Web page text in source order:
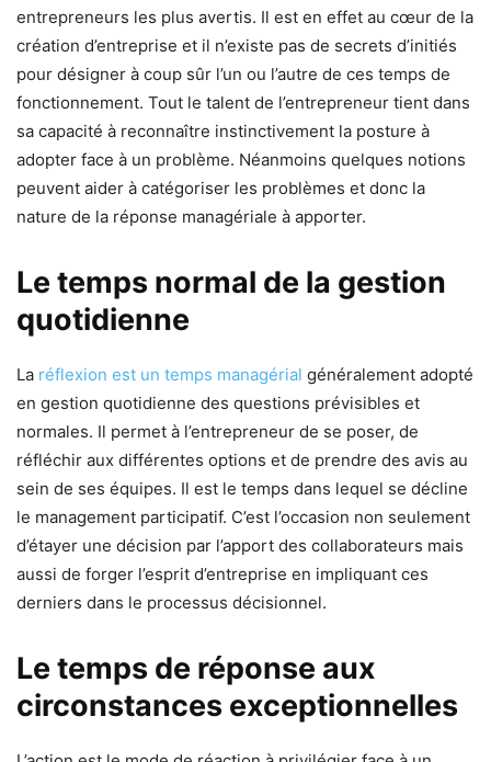
entrepreneurs les plus avertis. Il est en effet au cœur de la
création d’entreprise et il n’existe pas de secrets d’initiés
pour désigner à coup sûr l’un ou l’autre de ces temps de
fonctionnement. Tout le talent de l’entrepreneur tient dans
sa capacité à reconnaître instinctivement la posture à
adopter face à un problème. Néanmoins quelques notions
peuvent aider à catégoriser les problèmes et donc la
nature de la réponse managériale à apporter.
Le temps normal de la gestion
quotidienne
La réflexion est un temps managérial généralement adopté
en gestion quotidienne des questions prévisibles et
normales. Il permet à l’entrepreneur de se poser, de
réfléchir aux différentes options et de prendre des avis au
sein de ses équipes. Il est le temps dans lequel se décline
le management participatif. C’est l’occasion non seulement
d’étayer une décision par l’apport des collaborateurs mais
aussi de forger l’esprit d’entreprise en impliquant ces
derniers dans le processus décisionnel.
Le temps de réponse aux
circonstances exceptionnelles